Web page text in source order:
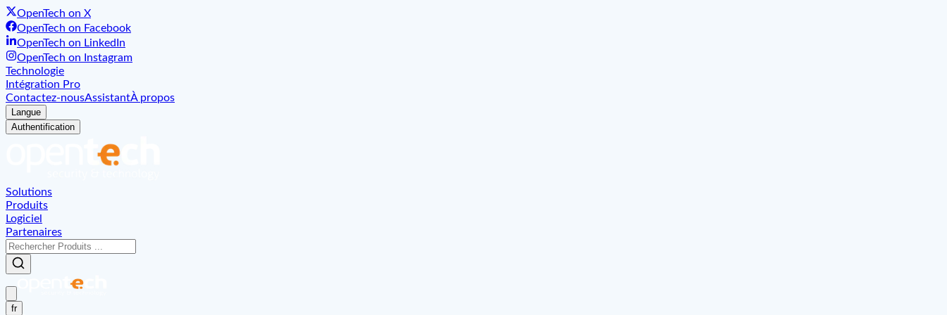
OpenTech on X
OpenTech on Facebook
OpenTech on LinkedIn
OpenTech on Instagram
Technologie
Intégration Pro
Contactez-nousAssistantÀ propos
Langue
Authentification
Solutions
Produits
Logiciel
Partenaires
fr